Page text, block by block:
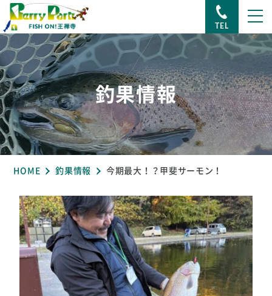
TEL
釣果情報
HOME 釣果情報 今期最大！？甲斐サーモン！